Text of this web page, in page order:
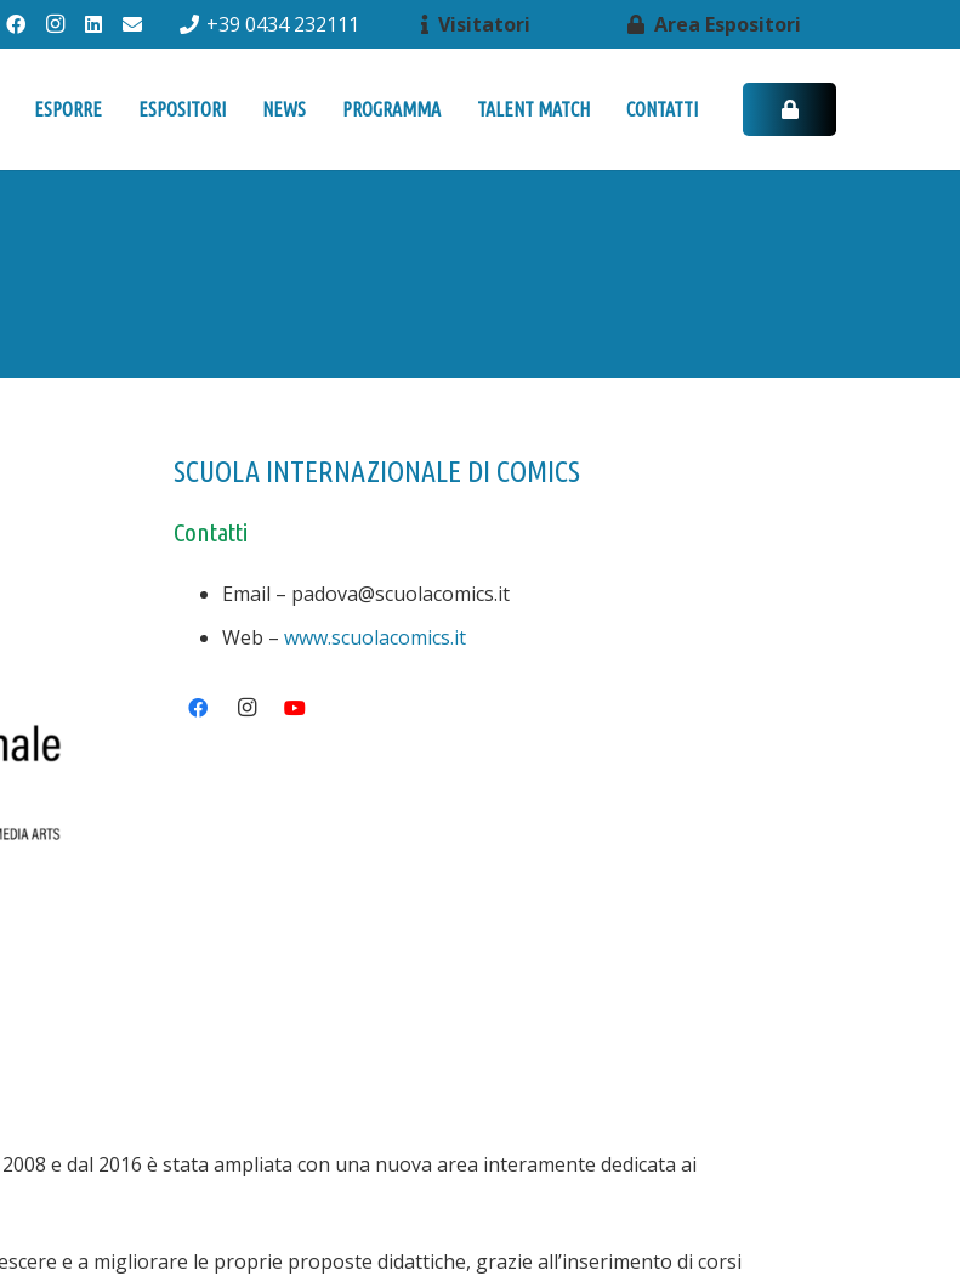
+39 0434 232111 Visitatori Area Espositori
ESPORRE ESPOSITORI NEWS PROGRAMMA TALENT MATCH CONTATTI
SCUOLA INTERNAZIONALE DI COMICS
Contatti
Email – padova@scuolacomics.it
Web – www.scuolacomics.it
e dal 2016 è stata ampliata con una nuova area interamente dedicata ai
e a migliorare le proprie proposte didattiche, grazie all’inserimento di corsi